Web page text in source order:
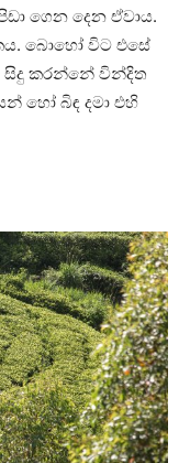
ගෙන දෙන ඒවාය.
බොහෝ විට එසේ
සිදු කරන්නේ වින්දිත
හෝ බිඳ දමා එහි